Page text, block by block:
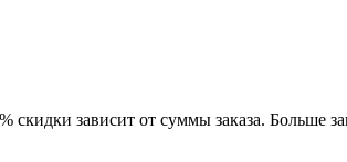
% скидки зависит от суммы заказа. Больше